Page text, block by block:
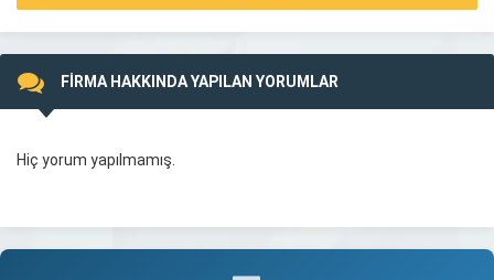
FİRMA HAKKINDA YAPILAN YORUMLAR
Hiç yorum yapılmamış.